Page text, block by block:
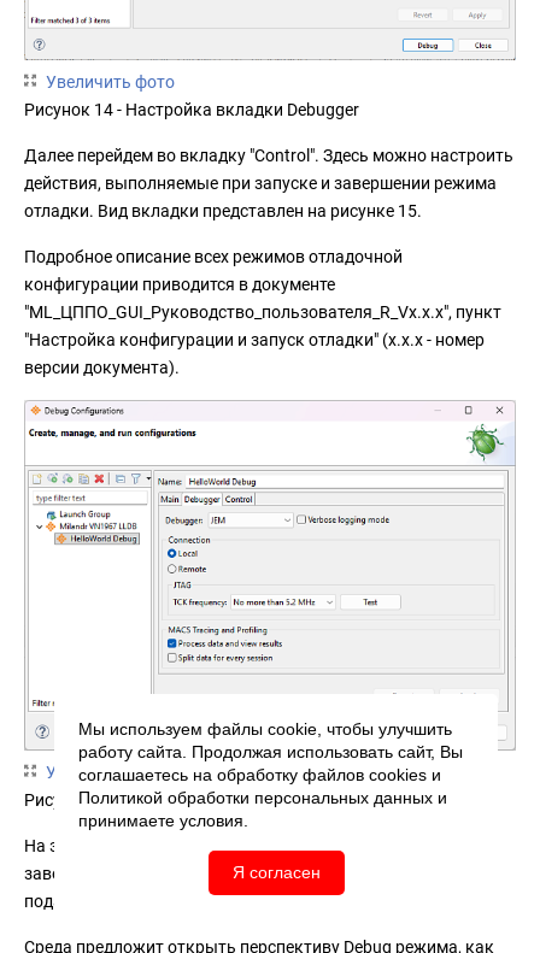
Увеличить фото
Рисунок 14 - Настройка вкладки Debugger
Далее перейдем во вкладку "Control". Здесь можно настроить
действия, выполняемые при запуске и завершении режима
отладки. Вид вкладки представлен на рисунке 15.
Подробное описание всех режимов отладочной
конфигурации приводится в документе
"ML_ЦППО_GUI_Руководство_пользователя_R_Vx.x.x", пункт
"Настройка конфигурации и запуск отладки" (x.x.x - номер
версии документа).
Увеличить фото
Рисунок 15 - Конфигурация вкладки Control
На этом настройка конфигурации и запуска отладки
завершена. Производим подключение к плате отладчика,
подаем питание на плату и нажимаем кнопку "Debug".
Среда предложит открыть перспективу Debug режима, как
Мы используем файлы cookie, чтобы улучшить
работу сайта. Продолжая использовать сайт, Вы
соглашаетесь на обработку файлов cookies и
Политикой обработки персональных данных и
принимаете условия.
Я согласен